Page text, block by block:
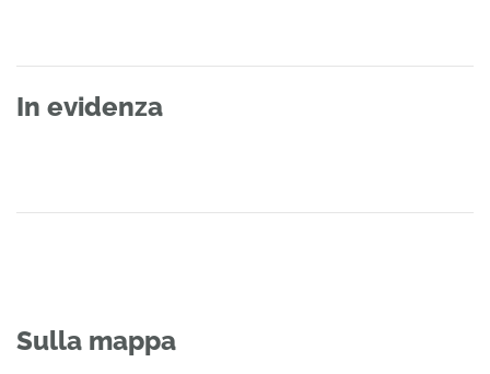
In evidenza
Sulla mappa